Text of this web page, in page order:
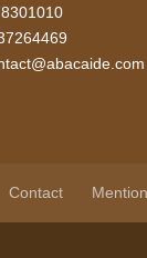
Contact